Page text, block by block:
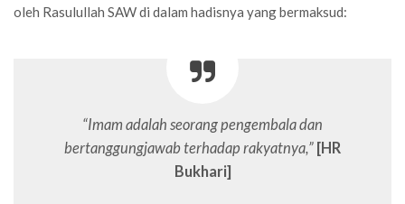
oleh Rasulullah SAW di dalam hadisnya yang bermaksud:
“Imam adalah seorang pengembala dan
bertanggungjawab terhadap rakyatnya,” [HR
Bukhari]